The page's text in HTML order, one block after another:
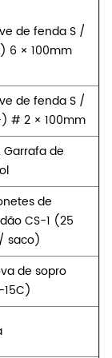
de fenda S /
6 × 100mm
de fenda S /
# 2 × 100mm
Garrafa de
de
CS-1 (25
saco)
de sopro
15C)